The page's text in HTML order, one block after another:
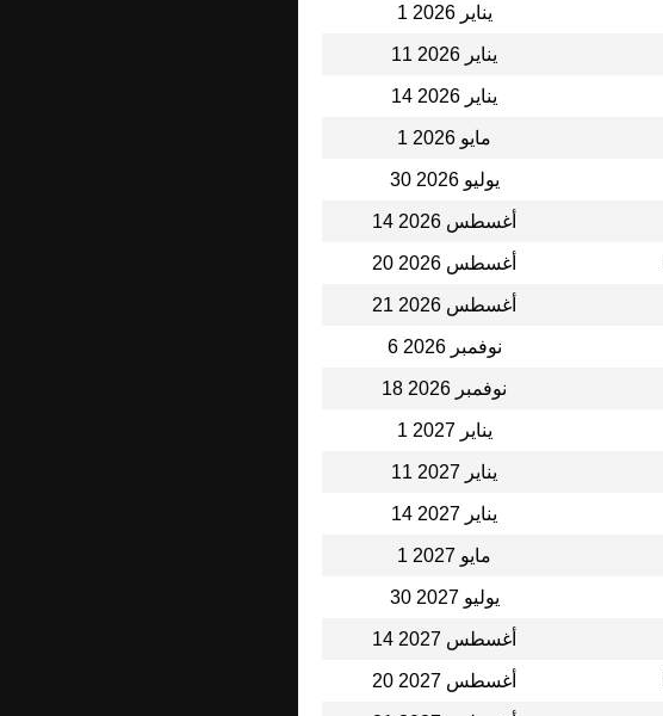
1 يناير 2026
11 يناير 2026
14 يناير 2026
1 مايو 2026
30 يوليو 2026
14 أغسطس 2026
20 أغسطس 2026
21 أغسطس 2026
6 نوفمبر 2026
18 نوفمبر 2026
1 يناير 2027
11 يناير 2027
14 يناير 2027
1 مايو 2027
30 يوليو 2027
14 أغسطس 2027
20 أغسطس 2027